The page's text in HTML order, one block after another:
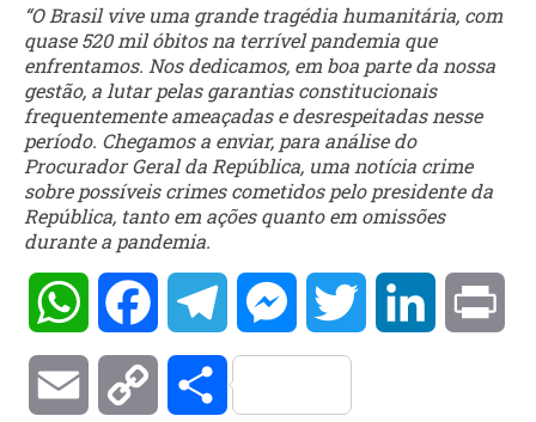
“O Brasil vive uma grande tragédia humanitária, com
quase 520 mil óbitos na terrível pandemia que
enfrentamos. Nos dedicamos, em boa parte da nossa
gestão, a lutar pelas garantias constitucionais
frequentemente ameaçadas e desrespeitadas nesse
período. Chegamos a enviar, para análise do
Procurador Geral da República, uma notícia crime
sobre possíveis crimes cometidos pelo presidente da
República, tanto em ações quanto em omissões
durante a pandemia.
WhatsAppFacebookTelegramMessengerTwitter LinkedIn
Email Copy Compartilhar